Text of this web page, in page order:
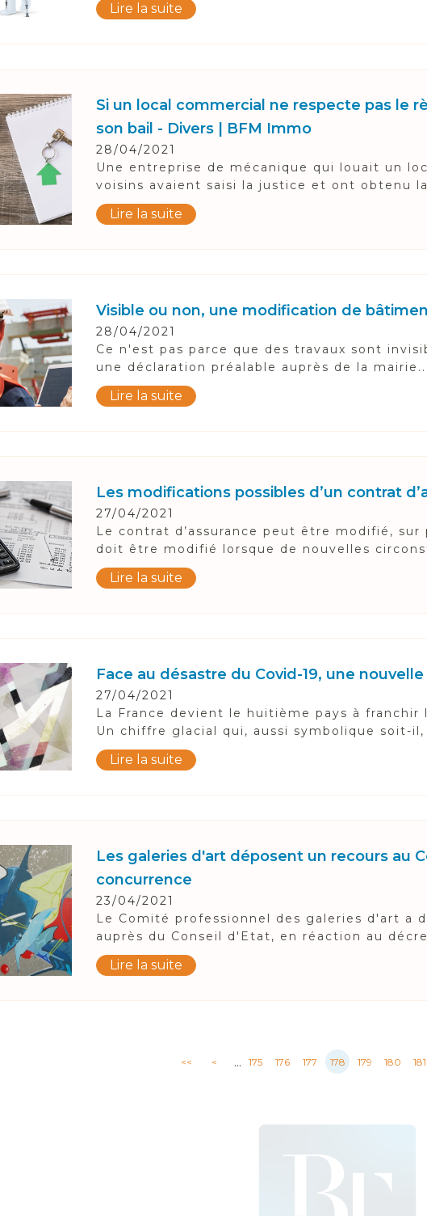
Lire la suite
Si un local commercial ne respecte pas le
son bail - Divers | BFM Immo
28/04/2021
Une entreprise de mécanique qui louait un
voisins avaient saisi la justice et ont obtenu
Lire la suite
Visible ou non, une modification de
28/04/2021
Ce n'est pas parce que des travaux sont
une déclaration préalable auprès de la mairie...
Lire la suite
Les modifications possibles d’un contrat
27/04/2021
Le contrat d’assurance peut être modifié, sur
doit être modifié lorsque de nouvelles
Lire la suite
Face au désastre du Covid-19, une
27/04/2021
La France devient le huitième pays à
Un chiffre glacial qui, aussi symbolique soit-il,
Lire la suite
Les galeries d'art déposent un recours au
concurrence
23/04/2021
Le Comité professionnel des galeries d'art a
auprès du Conseil d'Etat, en réaction au
Lire la suite
<< < ... 175 176 177 178 179 180 181